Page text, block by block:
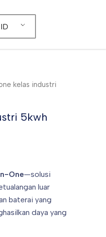
ID
kelas industri
5kwh
One—solusi
luar
baterai yang
daya yang